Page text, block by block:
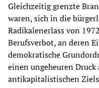
Gleichzeitig grenzte
waren, sich in die
Radikalenerlass von
Berufsverbot, an deren
demokratische
einen ungeheuren Druck
antikapitalistischen